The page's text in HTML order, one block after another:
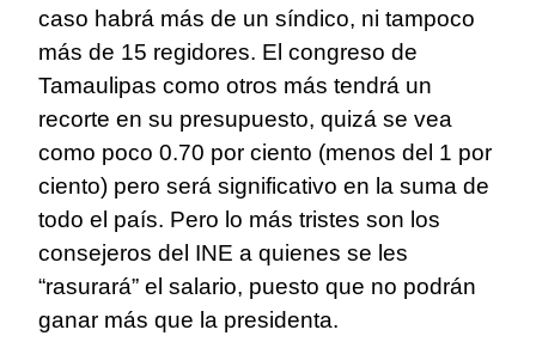
caso habrá más de un síndico, ni tampoco
más de 15 regidores. El congreso de
Tamaulipas como otros más tendrá un
recorte en su presupuesto, quizá se vea
como poco 0.70 por ciento (menos del 1 por
ciento) pero será significativo en la suma de
todo el país. Pero lo más tristes son los
consejeros del INE a quienes se les
“rasurará” el salario, puesto que no podrán
ganar más que la presidenta.